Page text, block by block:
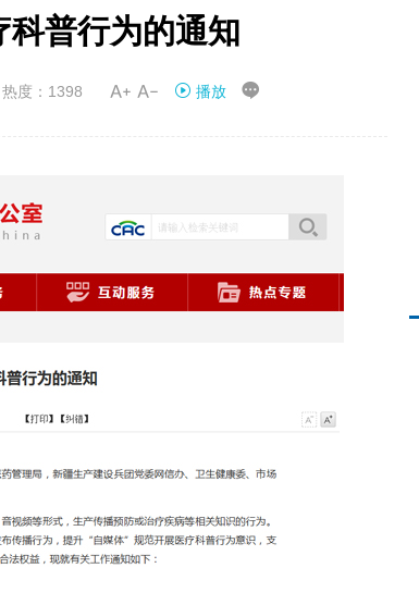
科普行为的通知
度：1398  播放 